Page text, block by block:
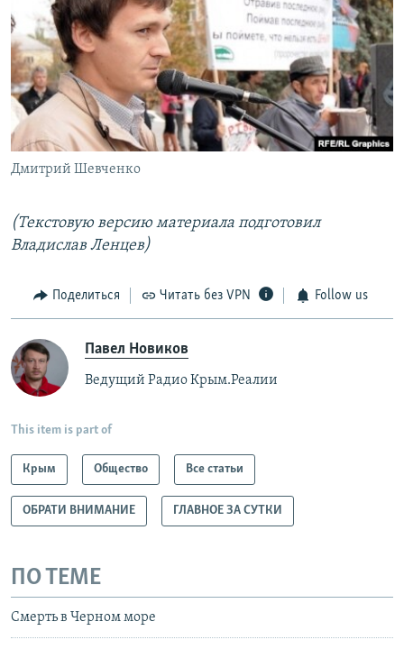
Дмитрий Шевченко
(Текстовую версию материала подготовил
Владислав Ленцев)
Поделиться Читать без VPN Follow us
Павел Новиков
Ведущий Радио Крым.Реалии
This item is part of
Крым Общество Все статьи
ОБРАТИ ВНИМАНИЕ ГЛАВНОЕ ЗА СУТКИ
ПО ТЕМЕ
Смерть в Черном море